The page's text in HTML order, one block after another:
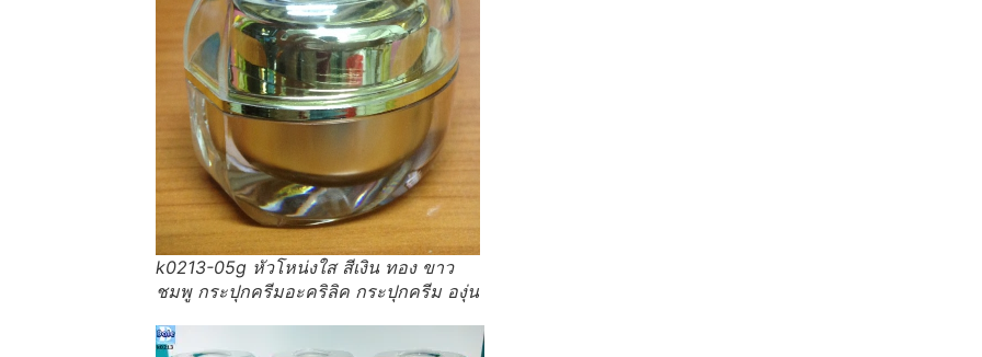
k0213-05g หัวโหน่งใส สีเงิน ทอง ขาว
ชมพู กระปุกครีมอะคริลิค กระปุกครีม องุ่น